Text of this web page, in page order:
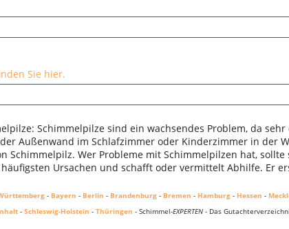
Sie hier.
Schimmelpilze sind ein wachsendes Problem, da
Außenwand im Schlafzimmer oder Kinderzimmer in der
Schimmelpilz. Wer Probleme mit Schimmelpilzen hat,
Ursachen und schafft oder vermittelt Abhilfe. Er
- Bayern - Berlin - Brandenburg - Bremen - Hamburg - Hessen -
- Schleswig-Holstein - Thüringen - Schimmel-EXPERTEN - Das